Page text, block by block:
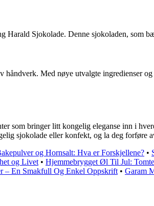
Harald Sjokolade. Denne sjokoladen, som
Med nøye utvalgte ingredienser
som bringer litt kongelig eleganse inn i
sjokolade eller konfekt, og la deg forføre
og Hornsalt: Hva er Forskjellene? •
og Livet • Hjemmebrygget Øl Til Jul:
– En Smakfull Og Enkel Oppskrift • Garam